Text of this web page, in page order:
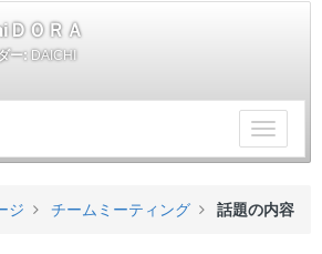
ＤＯＲＡ
ー: DAICHI
チ
ー
ニ
ジ チームミーティング 話題の内容